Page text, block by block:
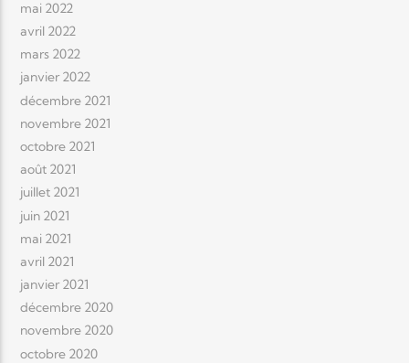
mai 2022
avril 2022
mars 2022
janvier 2022
décembre 2021
novembre 2021
octobre 2021
août 2021
juillet 2021
juin 2021
mai 2021
avril 2021
janvier 2021
décembre 2020
novembre 2020
octobre 2020